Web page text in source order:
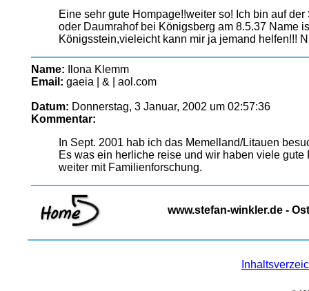
Eine sehr gute Hompage!!weiter so! Ich bin auf
oder Daumrahof bei Königsberg am 8.5.37 Name
Königsstein,vieleicht kann mir ja jemand helfen!!!
Name: Ilona Klemm
Email: gaeia | & | aol.com
Datum: Donnerstag, 3 Januar, 2002 um 02:57:36
Kommentar:
In Sept. 2001 hab ich das Memelland/Litauen
Es was ein herliche reise und wir haben viele
weiter mit Familienforschung.
www.stefan-winkler.de -